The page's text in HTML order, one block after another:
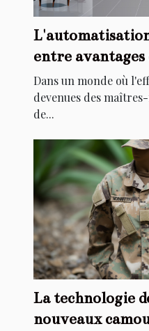
entre avantages
Dans un monde où
devenues des
de...
La technologie
nouveaux